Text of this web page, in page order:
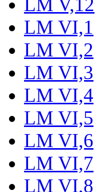
LM VI,1
LM VI,2
LM VI,3
LM VI,4
LM VI,5
LM VI,6
LM VI,7
LM VI,8